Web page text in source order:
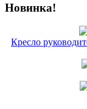
Новинка!
Кресло